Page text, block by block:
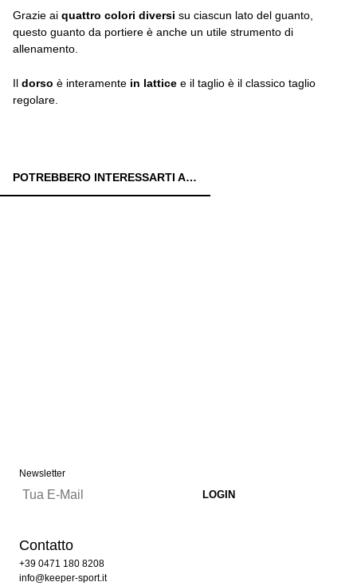
Grazie ai quattro colori diversi su ciascun lato del guanto,
questo guanto da portiere è anche un utile strumento di
allenamento.
Il dorso è interamente in lattice e il taglio è il classico taglio
regolare.
POTREBBERO INTERESSARTI ANCHE:
Newsletter
Contatto
+39 0471 180 8208
info@keeper-sport.it